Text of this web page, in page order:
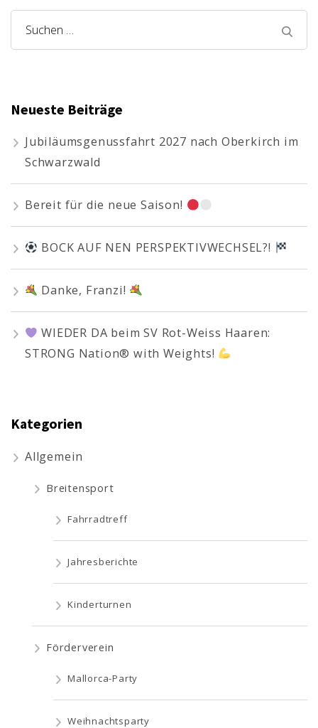
Suchen
nach:
Neueste Beiträge
Jubiläumsgenussfahrt 2027 nach Oberkirch im
Schwarzwald
Bereit für die neue Saison!
BOCK AUF NEN PERSPEKTIVWECHSEL?!
Danke, Franzi!
WIEDER DA beim SV Rot-Weiss Haaren:
STRONG Nation® with Weights!
Kategorien
Allgemein
Breitensport
Fahrradtreff
Jahresberichte
Kinderturnen
Förderverein
Mallorca-Party
Weihnachtsparty